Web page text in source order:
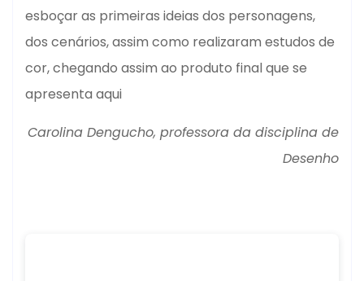
esboçar as primeiras ideias dos personagens,
dos cenários, assim como realizaram estudos de
cor, chegando assim ao produto final que se
apresenta aqui
Carolina Dengucho, professora da disciplina de
Desenho